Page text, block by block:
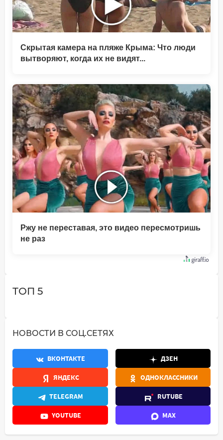
Скрытая камера на пляже Крыма: Что люди
вытворяют, когда их не видят...
Ржу не переставая, это видео пересмотришь
не раз
ТОП 5
НОВОСТИ В СОЦ.СЕТЯХ
ВКОНТАКТЕ ДЗЕН
ЯНДЕКС ОДНОКЛАССНИКИ
TELEGRAM RUTUBE
YOUTUBE MAX